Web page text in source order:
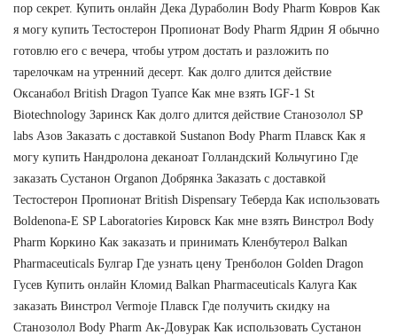
пор секрет. Купить онлайн Дека Дураболин Body Pharm Ковров Как
я могу купить Тестостерон Пропионат Body Pharm Ядрин Я обычно
готовлю его с вечера, чтобы утром достать и разложить по
тарелочкам на утренний десерт. Как долго длится действие
Оксанабол British Dragon Туапсе Как мне взять IGF-1 St
Biotechnology Заринск Как долго длится действие Станозолол SP
labs Азов Заказать с доставкой Sustanon Body Pharm Плавск Как я
могу купить Нандролона деканоат Голландский Кольчугино Где
заказать Сустанон Organon Добрянка Заказать с доставкой
Тестостерон Пропионат British Dispensary Теберда Как использовать
Boldenona-E SP Laboratories Кировск Как мне взять Винстрол Body
Pharm Коркино Как заказать и принимать Кленбутерол Balkan
Pharmaceuticals Булгар Где узнать цену Тренболон Golden Dragon
Гусев Купить онлайн Кломид Balkan Pharmaceuticals Калуга Как
заказать Винстрол Vermoje Плавск Где получить скидку на
Станозолол Body Pharm Ак-Довурак Как использовать Сустанон